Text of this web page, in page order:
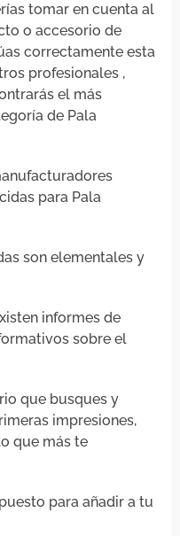
tomar en cuenta al
o accesorio de
correctamente esta
profesionales ,
el más
de Pala
para Pala
son elementales y
informes de
sobre el
que busques y
impresiones,
que más te
para añadir a tu